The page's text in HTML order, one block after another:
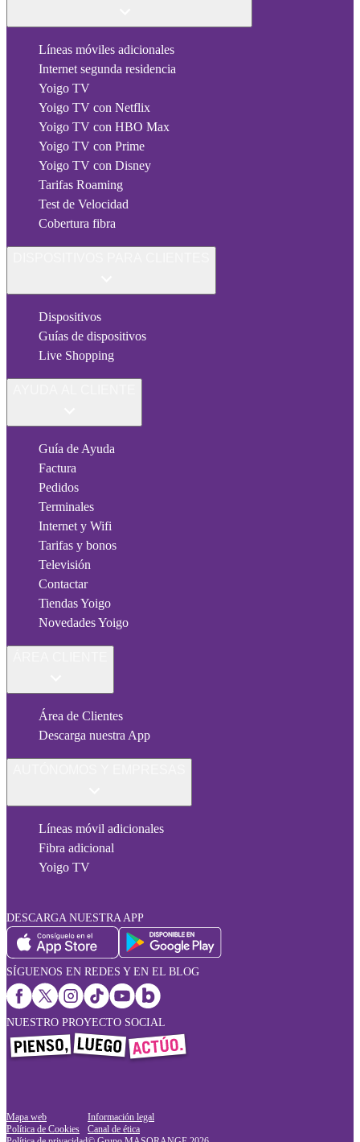
Líneas móviles adicionales
Internet segunda residencia
Yoigo TV
Yoigo TV con Netflix
Yoigo TV con HBO Max
Yoigo TV con Prime
Yoigo TV con Disney
Tarifas Roaming
Test de Velocidad
Cobertura fibra
Dispositivos
Guías de dispositivos
Live Shopping
Guía de Ayuda
Factura
Pedidos
Terminales
Internet y Wifi
Tarifas y bonos
Televisión
Contactar
Tiendas Yoigo
Novedades Yoigo
Área de Clientes
Descarga nuestra App
Líneas móvil adicionales
Fibra adicional
Yoigo TV
DESCARGA NUESTRA APP
SÍGUENOS EN REDES Y EN EL BLOG
NUESTRO PROYECTO SOCIAL
Mapa web
Política de Cookies
Información legal
Canal de ética